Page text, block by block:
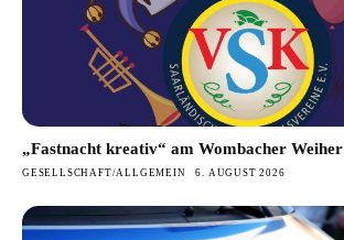
„Fastnacht kreativ“ am Wombacher Weiher
GESELLSCHAFT/ALLGEMEIN 6. AUGUST 2026